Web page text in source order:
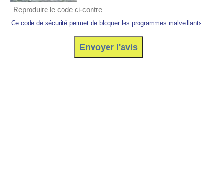
Ce code de sécurité permet de bloquer les programmes malveillants.